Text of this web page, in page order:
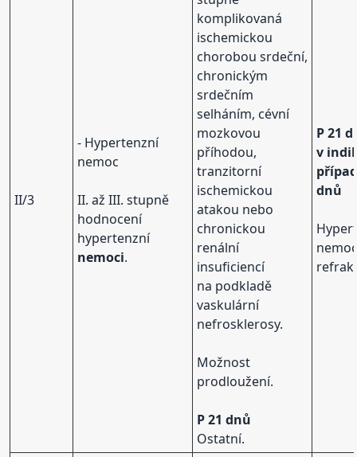
II/3
- Hypertenzní
nemoc
II. až III. stupně
hodnocení
hypertenzní
nemoci.
komplikovaná
ischemickou
chorobou srdeční,
chronickým
srdečním
selháním, cévní
mozkovou
příhodou,
tranzitorní
ischemickou
atakou nebo
chronickou
renální
insuficiencí
na podkladě
vaskulární
nefrosklerosy.
Možnost
prodloužení.
P 21 dnů
Ostatní.
P 21
v
dnů